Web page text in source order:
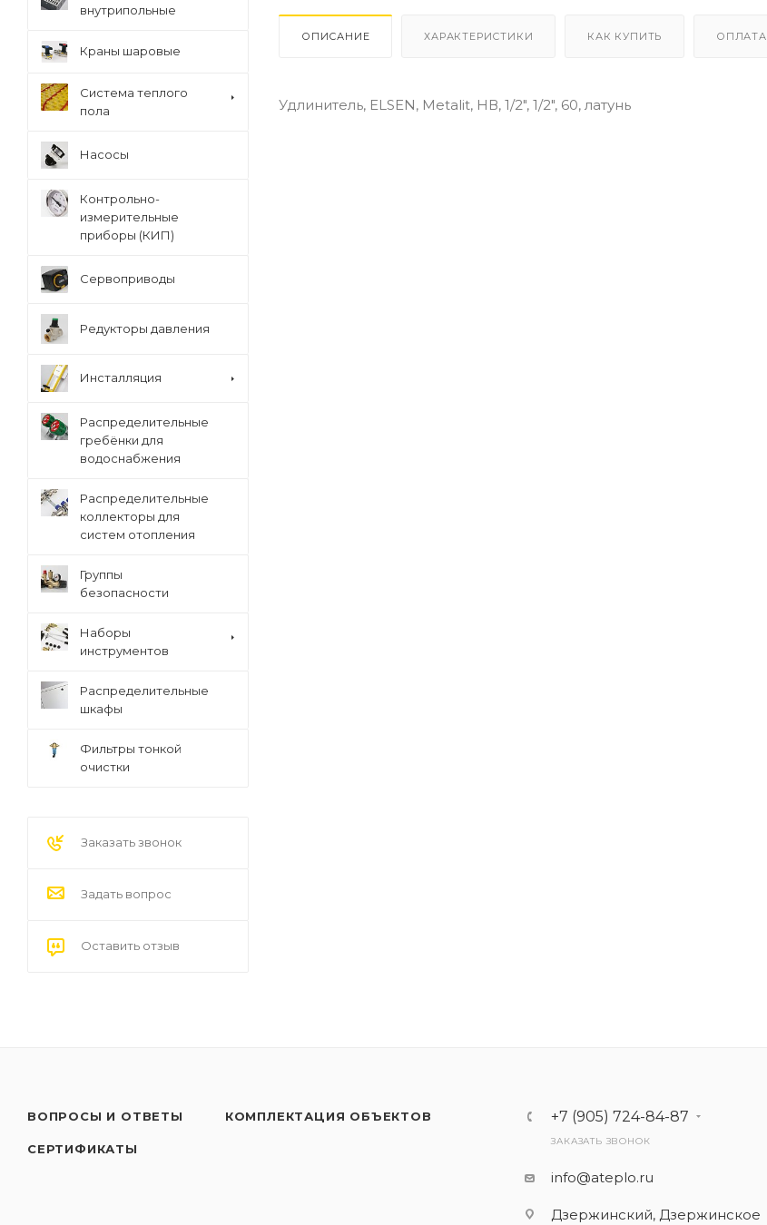
ОПИСАНИЕ ХАРАКТЕРИСТИКИ КАК КУПИТЬ ОПЛАТА
Удлинитель, ELSEN, Metalit, НВ, 1/2", 1/2", 60, латунь
внутрипольные
Краны шаровые
Система теплого
пола
Насосы
Контрольно-
измерительные
приборы (КИП)
Сервоприводы
Редукторы давления
Инсталляция
Распределительные
гребёнки для
водоснабжения
Распределительные
коллекторы для
систем отопления
Группы
безопасности
Наборы
инструментов
Распределительные
шкафы
Фильтры тонкой
очистки
Заказать звонок
Задать вопрос
Оставить отзыв
ВОПРОСЫ И ОТВЕТЫ КОМПЛЕКТАЦИЯ ОБЪЕКТОВ
СЕРТИФИКАТЫ
+7 (905) 724-84-87
ЗАКАЗАТЬ ЗВОНОК
info@ateplo.ru
Дзержинский, Дзержинское